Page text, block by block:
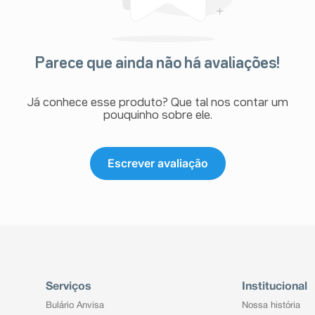
Entretanto, se já tiver ocorrido
da utilização de Mínima deve
a ingestão do comprimido, a
os horários, as doses e a
sem o conhecimento do seu
devem ser tomados no
por falta de oxigenação);
pelo corpo);
a mulher engravidar logo após
resultar em perda parcial ou
Parece que ainda não há avaliações!
Já conhece esse produto? Que tal nos contar um
pouquinho sobre ele.
Escrever avaliação
Serviços
Bulário Anvisa
Institucional
Nossa história